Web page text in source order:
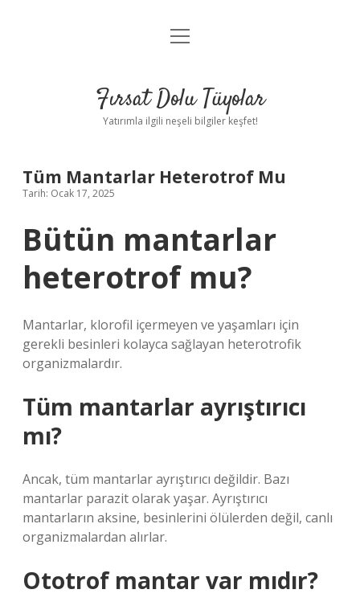
Gizlilik Politikası
Yasal Uyarı
menüyü
Fırsat Dolu Tüyolar
Yatırımla ilgili neşeli bilgiler keşfet!
Tüm Mantarlar Heterotrof Mu
Tarih: Ocak 17, 2025
Bütün mantarlar
heterotrof mu?
Mantarlar, klorofil içermeyen ve yaşamları için
gerekli besinleri kolayca sağlayan heterotrofik
organizmalardır.
Tüm mantarlar ayrıştırıcı
mı?
Ancak, tüm mantarlar ayrıştırıcı değildir. Bazı
mantarlar parazit olarak yaşar. Ayrıştırıcı
mantarların aksine, besinlerini ölülerden değil, canlı
organizmalardan alırlar.
Ototrof mantar var mıdır?